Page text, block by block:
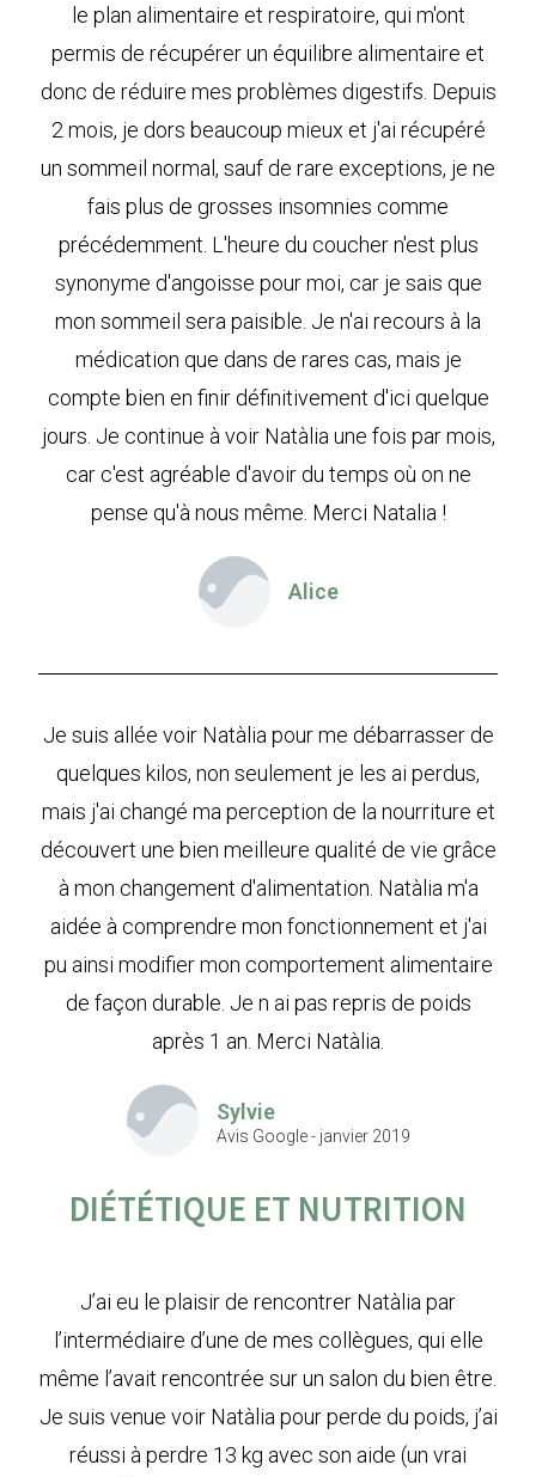
le plan alimentaire et respiratoire, qui m'ont
permis de récupérer un équilibre alimentaire et
donc de réduire mes problèmes digestifs. Depuis
2 mois, je dors beaucoup mieux et j'ai récupéré
un sommeil normal, sauf de rare exceptions, je ne
fais plus de grosses insomnies comme
précédemment. L'heure du coucher n'est plus
synonyme d'angoisse pour moi, car je sais que
mon sommeil sera paisible. Je n'ai recours à la
médication que dans de rares cas, mais je
compte bien en finir définitivement d'ici quelque
jours. Je continue à voir Natàlia une fois par mois,
car c'est agréable d'avoir du temps où on ne
pense qu'à nous même. Merci Natalia !
Alice
Je suis allée voir Natàlia pour me débarrasser de
quelques kilos, non seulement je les ai perdus,
mais j'ai changé ma perception de la nourriture et
découvert une bien meilleure qualité de vie grâce
à mon changement d'alimentation. Natàlia m'a
aidée à comprendre mon fonctionnement et j'ai
pu ainsi modifier mon comportement alimentaire
de façon durable. Je n ai pas repris de poids
après 1 an. Merci Natàlia.
Sylvie
Avis Google - janvier 2019
DIÉTÉTIQUE ET NUTRITION
J’ai eu le plaisir de rencontrer Natàlia par
l’intermédiaire d’une de mes collègues, qui elle
même l’avait rencontrée sur un salon du bien être.
Je suis venue voir Natàlia pour perde du poids, j’ai
réussi à perdre 13 kg avec son aide (un vrai